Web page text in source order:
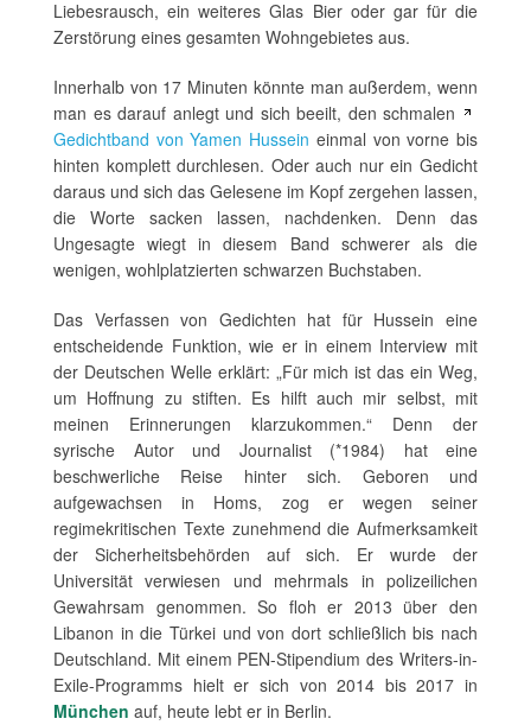
Liebesrausch, ein weiteres Glas Bier oder gar für die
Zerstörung eines gesamten Wohngebietes aus.
Innerhalb von 17 Minuten könnte man außerdem, wenn
man es darauf anlegt und sich beeilt, den schmalen
Gedichtband von Yamen Hussein einmal von vorne bis
hinten komplett durchlesen. Oder auch nur ein Gedicht
daraus und sich das Gelesene im Kopf zergehen lassen,
die Worte sacken lassen, nachdenken. Denn das
Ungesagte wiegt in diesem Band schwerer als die
wenigen, wohlplatzierten schwarzen Buchstaben.
Das Verfassen von Gedichten hat für Hussein eine
entscheidende Funktion, wie er in einem Interview mit
der Deutschen Welle erklärt: „Für mich ist das ein Weg,
um Hoffnung zu stiften. Es hilft auch mir selbst, mit
meinen Erinnerungen klarzukommen.“ Denn der
syrische Autor und Journalist (*1984) hat eine
beschwerliche Reise hinter sich. Geboren und
aufgewachsen in Homs, zog er wegen seiner
regimekritischen Texte zunehmend die Aufmerksamkeit
der Sicherheitsbehörden auf sich. Er wurde der
Universität verwiesen und mehrmals in polizeilichen
Gewahrsam genommen. So floh er 2013 über den
Libanon in die Türkei und von dort schließlich bis nach
Deutschland. Mit einem PEN-Stipendium des Writers-in-
Exile-Programms hielt er sich von 2014 bis 2017 in
München auf, heute lebt er in Berlin.